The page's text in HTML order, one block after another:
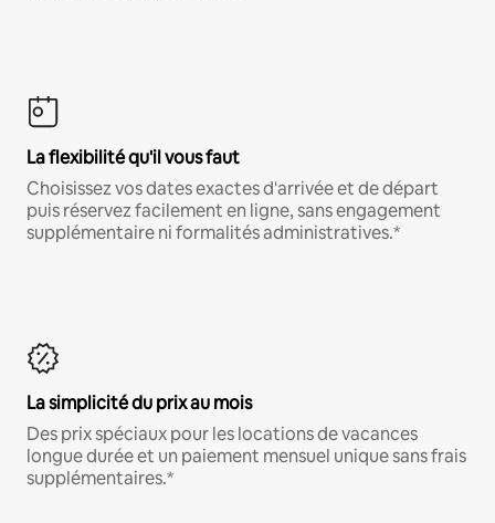
La flexibilité qu'il vous faut
Choisissez vos dates exactes d'arrivée et de départ
puis réservez facilement en ligne, sans engagement
supplémentaire ni formalités administratives.*
La simplicité du prix au mois
Des prix spéciaux pour les locations de vacances
longue durée et un paiement mensuel unique sans frais
supplémentaires.*